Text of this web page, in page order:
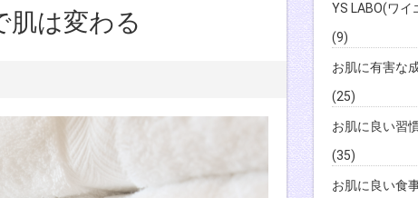
肌は変わる
YS LABO(ワイ
(9)
お肌に有害な
(25)
お肌に良い習
(35)
お肌に良い食